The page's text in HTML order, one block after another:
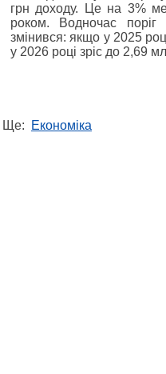
грн доходу. Це на 3%
роком. Водночас
змінився: якщо у 2025
у 2026 році зріс до 2,69
Ще: Економіка